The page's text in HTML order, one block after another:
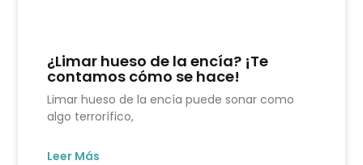
¿Limar hueso de la encía? ¡Te
contamos cómo se hace!
Limar hueso de la encía puede sonar como
algo terrorífico,
Leer Más